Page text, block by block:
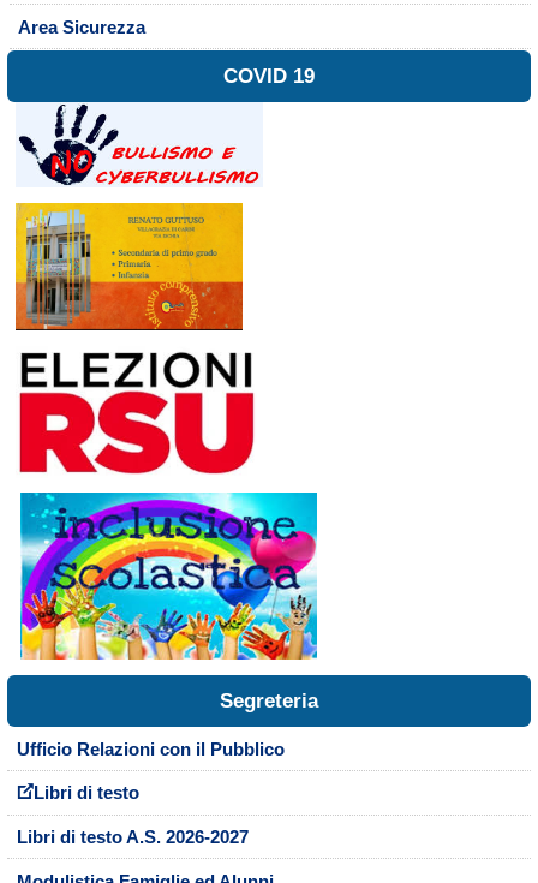
Area Sicurezza
COVID 19
Segreteria
Ufficio Relazioni con il Pubblico
Libri di testo
Libri di testo A.S. 2026-2027